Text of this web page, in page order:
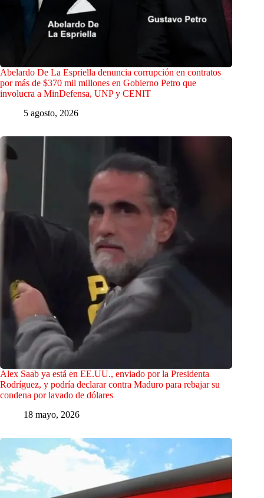
Abelardo De La Espriella denuncia corrupción en contratos
por más de $370 mil millones en Gobierno Petro que
involucra a MinDefensa, UNP y CENIT
5 agosto, 2026
Alex Saab ya está en EE.UU., enviado por la Presidenta
Rodríguez, y podría declarar contra Maduro para rebajar su
condena por lavado de dólares
18 mayo, 2026